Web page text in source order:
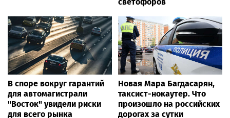
В споре вокруг гарантий
для автомагистрали
"Восток" увидели риски
для всего рынка
Новая Мара Багдасарян,
таксист-нокаутер. Что
произошло на российских
дорогах за сутки